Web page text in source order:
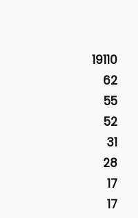
19110
62
55
52
31
28
17
17